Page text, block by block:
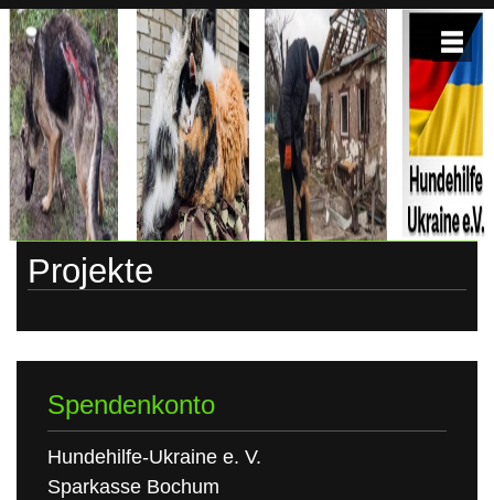
Skip
to
content
HUNDEHILFE-
UKRAINE
Hundehilfe-
Ukraine
Projekte
Spendenkonto
Hundehilfe-Ukraine e. V.
Sparkasse Bochum